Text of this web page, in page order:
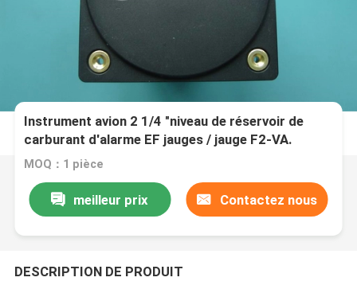
Instrument avion 2 1/4 "niveau de réservoir de
carburant d'alarme EF jauges / jauge F2-VA.
MOQ：1 pièce
meilleur prix Contactez nous
DESCRIPTION DE PRODUIT